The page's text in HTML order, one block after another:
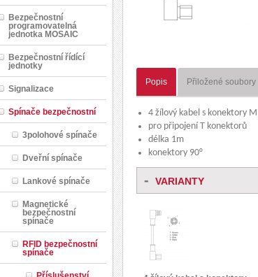
Bezpečnostní
programovatelná
jednotka MOSAIC
Bezpečnostní řídící
jednotky
Signalizace
Spínače bezpečnostní
3polohové spínače
Dveřní spínače
Lankové spínače
Magnetické
bezpečnostní
spínače
RFID bezpečnostní
spínače
Popis Přiložené soubory
4 žílový kabel s konektory
pro připojení T konektorů
délka 1m
konektory 90°
- VARIANTY